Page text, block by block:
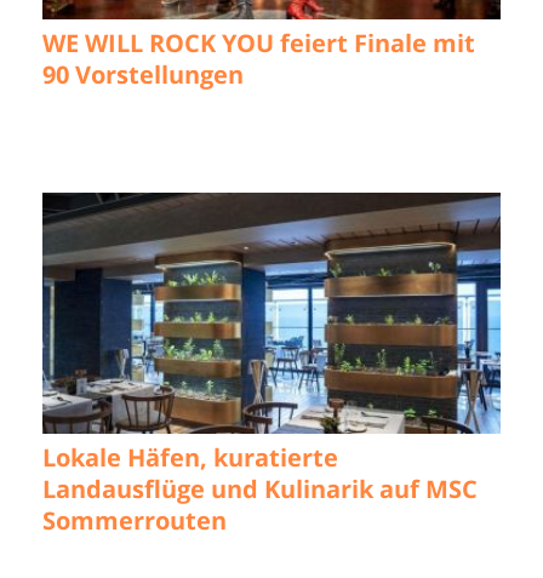
WE WILL ROCK YOU feiert Finale mit
90 Vorstellungen
Lokale Häfen, kuratierte
Landausflüge und Kulinarik auf MSC
Sommerrouten